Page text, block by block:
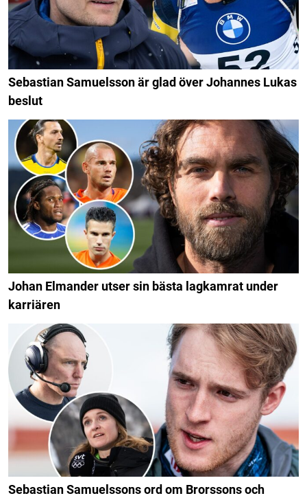
Sebastian Samuelsson är glad över Johannes Lukas
beslut
Johan Elmander utser sin bästa lagkamrat under
karriären
Sebastian Samuelssons ord om Brorssons och